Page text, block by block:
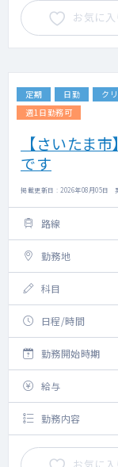
お気に入
定期 日勤 ク
週1日勤務可
【さいたま
です
掲載更新日 : 2026年08月05日
路線
勤務地
科目
日程/時間
勤務開始時期
給与
勤務内容